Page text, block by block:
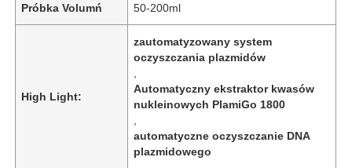
Próbka Volumń 50-200ml
High Light:
zautomatyzowany system
oczyszczania plazmidów
Automatyczny ekstraktor kwasów
nukleinowych PlamiGo 1800
automatyczne oczyszczanie DNA
plazmidowego